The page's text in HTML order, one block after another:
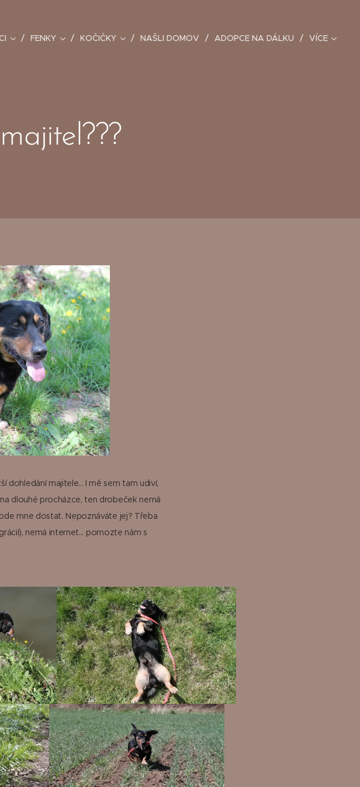
FENKY KOČIČKY NAŠLI DOMOV ADOPCE NA DÁLKU VÍCE
dohledání majitele... I mě sem tam udiví,
dlouhé procházce, ten drobeček nemá
mne dostat. Nepoznáváte jej? Třeba
nemá internet... pomozte nám s